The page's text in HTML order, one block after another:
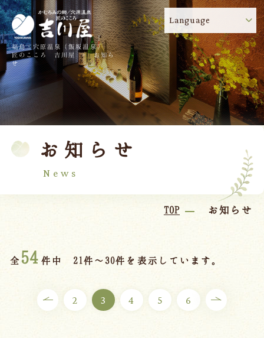
福島・穴原温泉（飯坂温泉）
匠のこころ 吉川屋 - お知ら
せ
Language
お知らせ
News
TOP お知らせ
全54 件中 21件～30件を表示しています。
2 3 4 5 6
! 吉川屋のコロナウイルス感染症対策について
TOP 吉川屋について
温泉 客室
料理
館内
ご宿泊プラン
お部屋からプランを選ぶ